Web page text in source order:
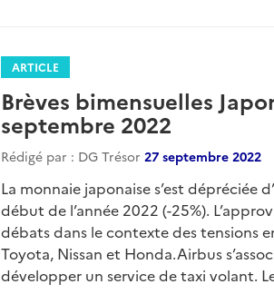
ARTICLE
Brèves bimensuelles
septembre 2022
Rédigé par : DG Trésor 27 septembre 2022
La monnaie japonaise s’est dépréciée
début de l’année 2022 (-25%).
débats dans le contexte des tensions
Toyota, Nissan et Honda.Airbus
développer un service de taxi volant.